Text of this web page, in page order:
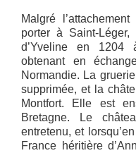
Malgré
porter à Saint-
d’Yveline en 1204
obtenant en
Normandie. La
supprimée, et la
Montfort. Elle est
Bretagne. Le
entretenu, et
France héritière